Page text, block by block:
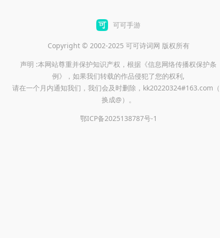
可可手游
Copyright © 2002-2025 可可诗词网 版权所有
声明 :本网站尊重并保护知识产权，根据《信息网络传播权保护条
例》，如果我们转载的作品侵犯了您的权利,
请在一个月内通知我们，我们会及时删除，kk20220324#163.com
换成@）。
鄂ICP备2025138787号-1